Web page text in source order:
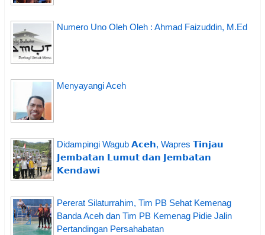
Numero Uno Oleh Oleh : Ahmad Faizuddin, M.Ed
Menyayangi Aceh
Didampingi Wagub 𝗔𝗰𝗲𝗵, Wapres 𝗧𝗶𝗻𝗷𝗮𝘂
𝗝𝗲𝗺𝗯𝗮𝘁𝗮𝗻 𝗟𝘂𝗺𝘂𝘁 𝗱𝗮𝗻 𝗝𝗲𝗺𝗯𝗮𝘁𝗮𝗻
𝗞𝗲𝗻𝗱𝗮𝘄𝗶
Pererat Silaturrahim, Tim PB Sehat Kemenag
Banda Aceh dan Tim PB Kemenag Pidie Jalin
Pertandingan Persahabatan